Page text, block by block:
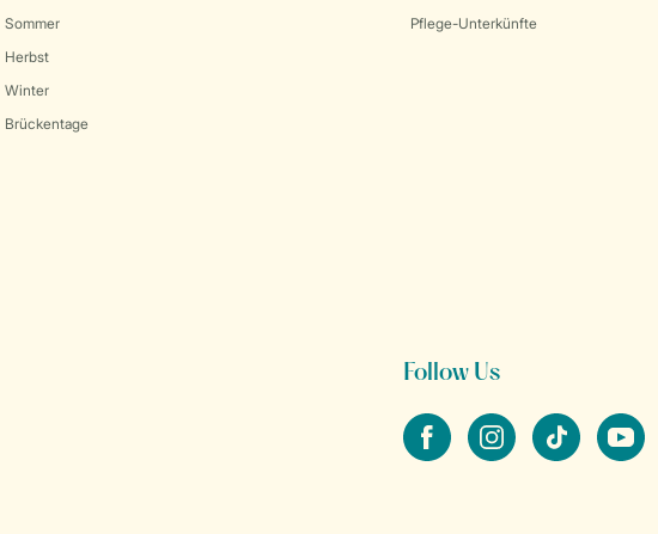
Sommer
Herbst
Winter
Brückentage
Pflege-Unterkünfte
Follow Us
facebookinstagramtiktok youtube